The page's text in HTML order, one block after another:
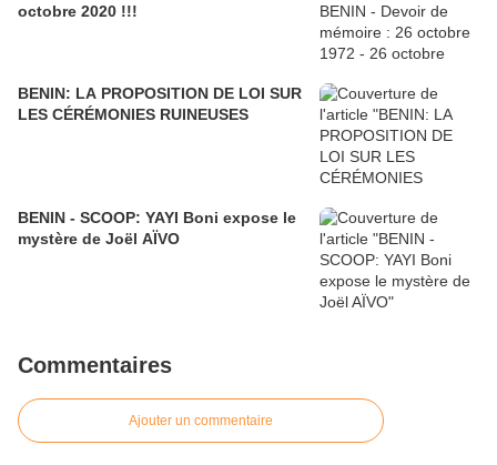
octobre 2020 !!!
BENIN: LA PROPOSITION DE LOI SUR
LES CÉRÉMONIES RUINEUSES
BENIN - SCOOP: YAYI Boni expose le
mystère de Joël AÏVO
Commentaires
Ajouter un commentaire